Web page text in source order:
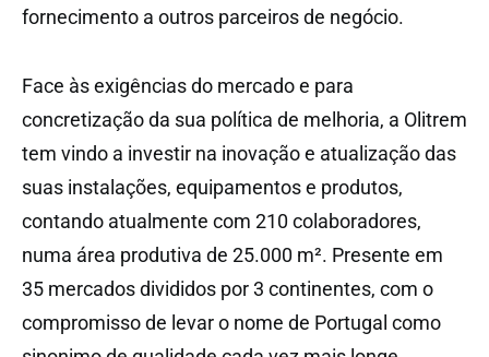
fornecimento a outros parceiros de negócio.
Face às exigências do mercado e para
concretização da sua política de melhoria, a Olitrem
tem vindo a investir na inovação e atualização das
suas instalações, equipamentos e produtos,
contando atualmente com 210 colaboradores,
numa área produtiva de 25.000 m². Presente em
35 mercados divididos por 3 continentes, com o
compromisso de levar o nome de Portugal como